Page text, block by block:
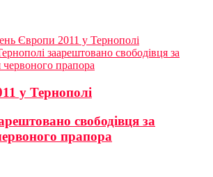
Європи 2011 у Тернополі
заарештовано свободівця за
прапора
у Тернополі
свободівця за
прапора